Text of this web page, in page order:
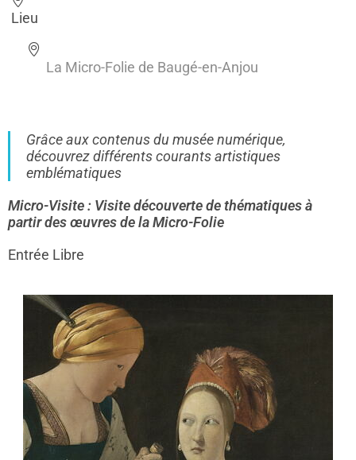
Lieu
La Micro-Folie de Baugé-en-Anjou
Grâce aux contenus du musée numérique,
découvrez différents courants artistiques
emblématiques
Micro-Visite : Visite découverte de thématiques à
partir des œuvres de la Micro-Folie
Entrée Libre